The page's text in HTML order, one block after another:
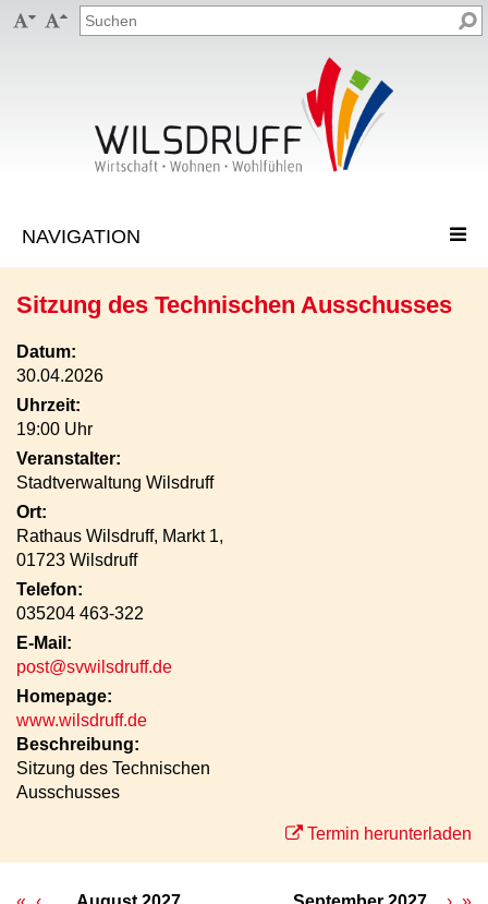
 
Sitzung des Technischen Ausschusses
Datum:
30.04.2026
Uhrzeit:
19:00 Uhr
Veranstalter:
Stadtverwaltung Wilsdruff
Ort:
Rathaus Wilsdruff, Markt 1,
01723 Wilsdruff
Telefon:
035204 463-322
E-Mail:
post@svwilsdruff.de
Homepage:
www.wilsdruff.de
Beschreibung:
Sitzung des Technischen
Ausschusses
Termin herunterladen